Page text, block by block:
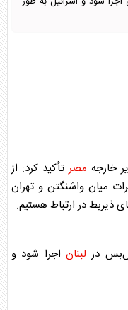
خارجه مصر تأکید کرد: از
میان واشنگتن و تهران
ذیربط در ارتباط هستیم.
در لبناناجرا شود و